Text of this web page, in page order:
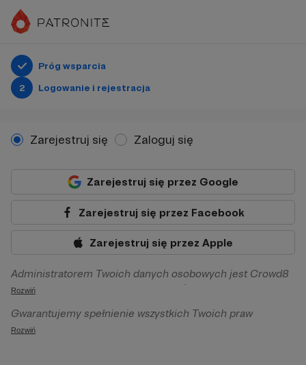
Próg wsparcia
2
Logowanie i rejestracja
Zarejestruj się Zaloguj się
Zarejestruj się przez Google
Zarejestruj się przez Facebook
Zarejestruj się przez Apple
Administratorem Twoich danych osobowych jest Crowd8
sp. z o.o. z siedziba w Warszawie, ul. Żwirki i Wigury 16, 02-
092 Warszawa. Twoje dane osobowe będą przetwarzane w
szczególności w celu wykonania umowy zawartej z Tobą, w
Rozwiń
Gwarantujemy spełnienie wszystkich Twoich praw
wynikających z ogólnego rozporządzenia o ochronie
Rozwiń